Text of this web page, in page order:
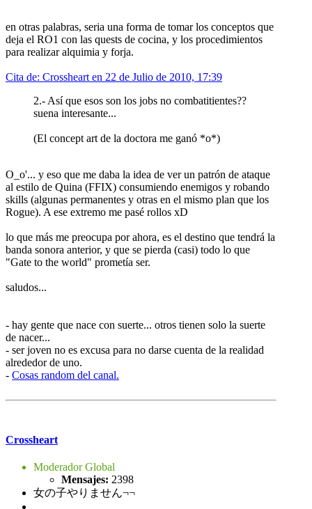
en otras palabras, seria una forma de tomar los conceptos que
deja el RO1 con las quests de cocina, y los procedimientos
para realizar alquimia y forja.
Cita de: Crossheart en 22 de Julio de 2010, 17:39
2.- Así que esos son los jobs no combatitientes??
suena interesante...
(El concept art de la doctora me ganó *o*)
O_o'... y eso que me daba la idea de ver un patrón de ataque
al estilo de Quina (FFIX) consumiendo enemigos y robando
skills (algunas permanentes y otras en el mismo plan que los
Rogue). A ese extremo me pasé rollos xD
lo que más me preocupa por ahora, es el destino que tendrá la
banda sonora anterior, y que se pierda (casi) todo lo que
"Gate to the world" prometía ser.
saludos...
- hay gente que nace con suerte... otros tienen solo la suerte
de nacer...
- ser joven no es excusa para no darse cuenta de la realidad
alrededor de uno.
- Cosas random del canal.
Crossheart
Moderador Global
Mensajes: 2398
女の子やりません¬¬